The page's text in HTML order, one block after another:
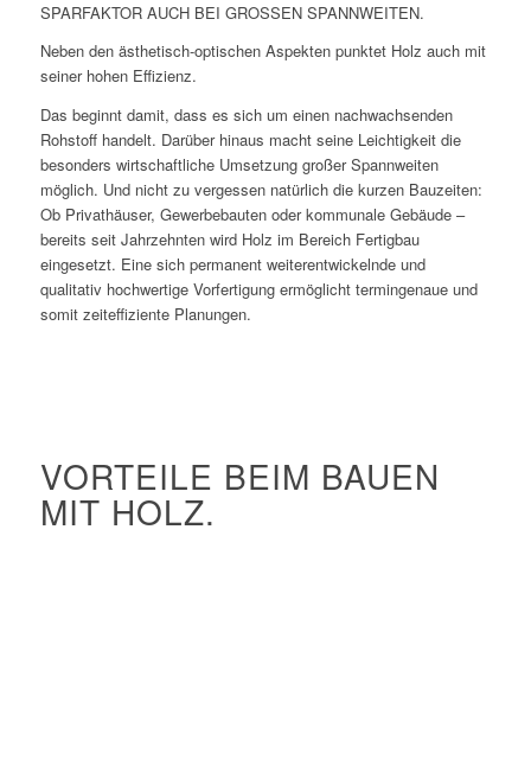
SPARFAKTOR AUCH BEI GROSSEN SPANNWEITEN.
Neben den ästhetisch-optischen Aspekten punktet Holz auch mit
seiner hohen Effizienz.
Das beginnt damit, dass es sich um einen nachwachsenden
Rohstoff handelt. Darüber hinaus macht seine Leichtigkeit die
besonders wirtschaftliche Umsetzung großer Spannweiten
möglich. Und nicht zu vergessen natürlich die kurzen Bauzeiten:
Ob Privathäuser, Gewerbebauten oder kommunale Gebäude –
bereits seit Jahrzehnten wird Holz im Bereich Fertigbau
eingesetzt. Eine sich permanent weiterentwickelnde und
qualitativ hochwertige Vorfertigung ermöglicht termingenaue und
somit zeiteffiziente Planungen.
VORTEILE BEIM BAUEN
MIT HOLZ.